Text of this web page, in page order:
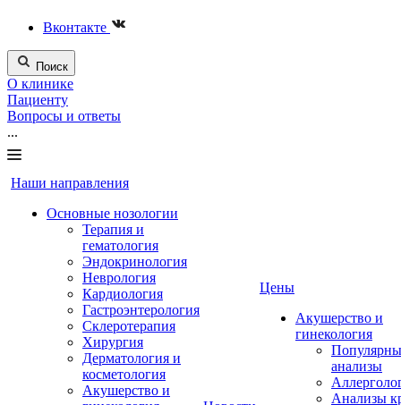
Вконтакте
Поиск
О клинике
Пациенту
Вопросы и ответы
...
Наши направления
Основные нозологии
Терапия и
гематология
Эндокринология
Неврология
Кардиология
Гастроэнтерология
Склеротерапия
Хирургия
Дерматология и
косметология
Акушерство и
Цены
Акушерство и
гинекология
анализы
Анализы